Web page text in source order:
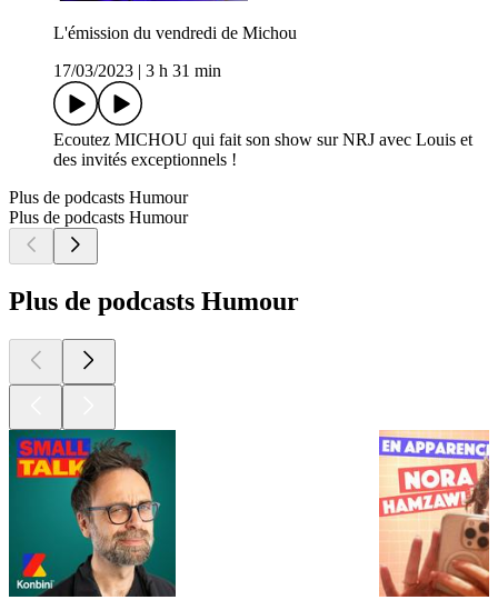
L'émission du vendredi de Michou
17/03/2023
3 h 31 min
Ecoutez MICHOU qui fait son show sur NRJ avec Louis et
des invités exceptionnels !
Plus de podcasts Humour
Plus de podcasts Humour
Plus de podcasts Humour